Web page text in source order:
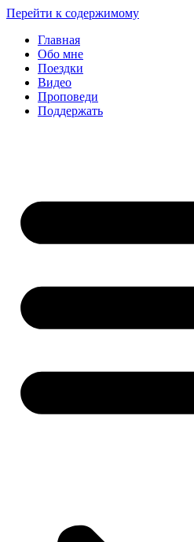
Перейти к содержимому
Главная
Обо мне
Поездки
Видео
Проповеди
Поддержать